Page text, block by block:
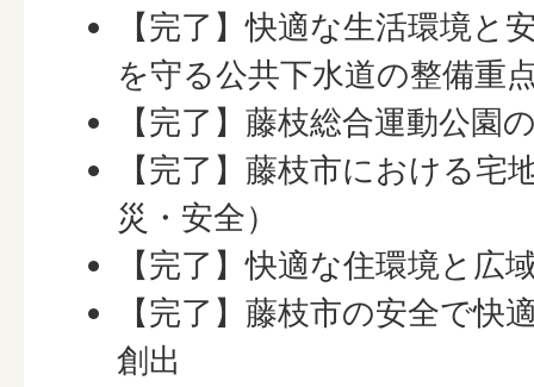
【完了】快適な生活環境と
を守る公共下水道の整備重
【完了】藤枝総合運動公園
【完了】藤枝市における宅
災・安全）
【完了】快適な住環境と広
【完了】藤枝市の安全で快
創出